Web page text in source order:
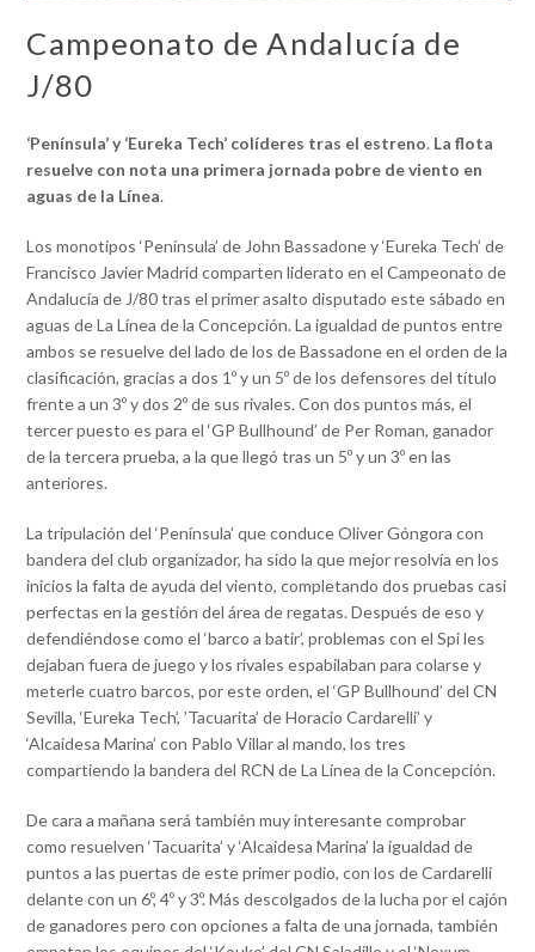
Campeonato de Andalucía de
J/80
‘Península’ y ‘Eureka Tech’ colíderes tras el estreno. La flota
resuelve con nota una primera jornada pobre de viento en
aguas de la Línea.
Los monotipos ‘Península’ de John Bassadone y ‘Eureka Tech’ de
Francisco Javier Madrid comparten liderato en el Campeonato de
Andalucía de J/80 tras el primer asalto disputado este sábado en
aguas de La Línea de la Concepción. La igualdad de puntos entre
ambos se resuelve del lado de los de Bassadone en el orden de la
clasificación, gracias a dos 1º y un 5º de los defensores del título
frente a un 3º y dos 2º de sus rivales. Con dos puntos más, el
tercer puesto es para el ‘GP Bullhound’ de Per Roman, ganador
de la tercera prueba, a la que llegó tras un 5º y un 3º en las
anteriores.
La tripulación del ‘Península’ que conduce Oliver Góngora con
bandera del club organizador, ha sido la que mejor resolvía en los
inicios la falta de ayuda del viento, completando dos pruebas casi
perfectas en la gestión del área de regatas. Después de eso y
defendiéndose como el ‘barco a batir’, problemas con el Spi les
dejaban fuera de juego y los rivales espabilaban para colarse y
meterle cuatro barcos, por este orden, el ‘GP Bullhound’ del CN
Sevilla, ‘Eureka Tech’, ’Tacuarita’ de Horacio Cardarelli’ y
‘Alcaidesa Marina’ con Pablo Villar al mando, los tres
compartiendo la bandera del RCN de La Línea de la Concepción.
De cara a mañana será también muy interesante comprobar
como resuelven ‘Tacuarita’ y ‘Alcaidesa Marina’ la igualdad de
puntos a las puertas de este primer podio, con los de Cardarelli
delante con un 6º, 4º y 3º. Más descolgados de la lucha por el cajón
de ganadores pero con opciones a falta de una jornada, también